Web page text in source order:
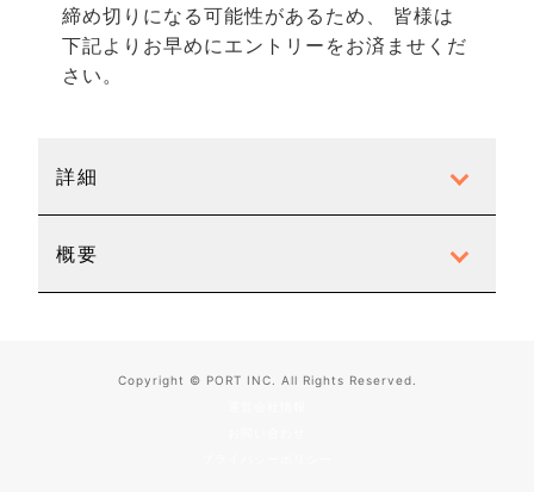
締め切りになる可能性があるため、 皆様は
下記よりお早めにエントリーをお済ませくだ
さい。
詳細
概要
Copyright © PORT INC. All Rights Reserved.